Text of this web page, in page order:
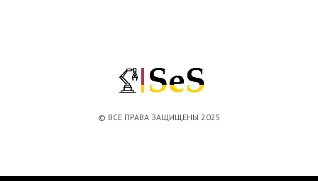
© ВСЕ ПРАВА ЗАЩИЩЕНЫ 2025